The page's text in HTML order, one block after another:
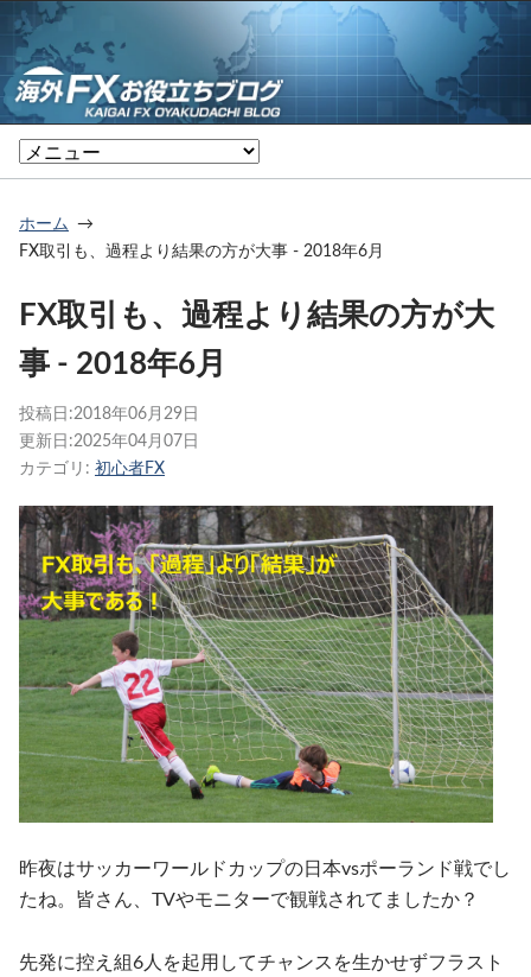
ホーム
FX取引も、過程より結果の方が大事 - 2018年6月
FX取引も、過程より結果の方が大
事 - 2018年6月
投稿日:2018年06月29日
更新日:2025年04月07日
カテゴリ: 初心者FX
昨夜はサッカーワールドカップの日本vsポーランド戦でし
たね。皆さん、TVやモニターで観戦されてましたか？
先発に控え組6人を起用してチャンスを生かせずフラスト